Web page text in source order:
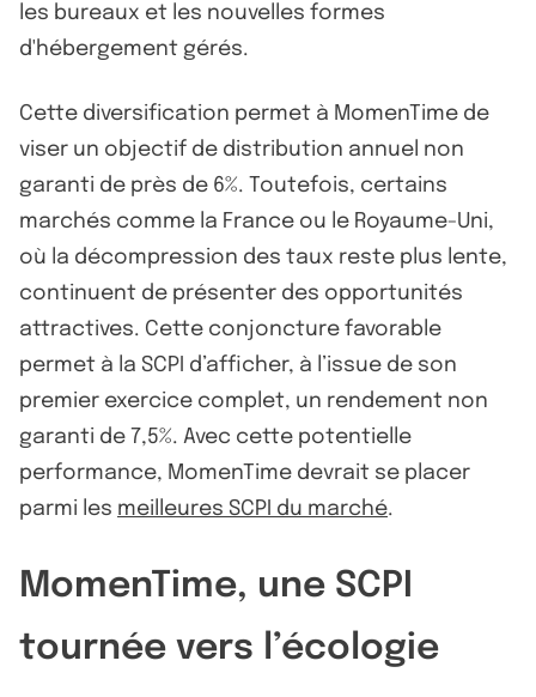
les bureaux et les nouvelles formes
d'hébergement gérés.
Cette diversification permet à MomenTime de
viser un objectif de distribution annuel non
garanti de près de 6%. Toutefois, certains
marchés comme la France ou le Royaume-Uni,
où la décompression des taux reste plus lente,
continuent de présenter des opportunités
attractives. Cette conjoncture favorable
permet à la SCPI d’afficher, à l’issue de son
premier exercice complet, un rendement non
garanti de 7,5%. Avec cette potentielle
performance, MomenTime devrait se placer
parmi les meilleures SCPI du marché.
MomenTime, une SCPI
tournée vers l’écologie